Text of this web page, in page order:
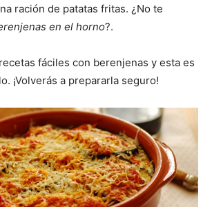
ración de patatas fritas. ¿No te
en el horno?.
fáciles con berenjenas y esta es
¡Volverás a prepararla seguro!